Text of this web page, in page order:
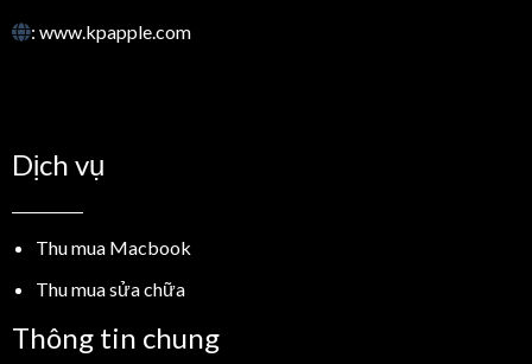
: www.kpapple.com
Dịch vụ
Thu mua Macbook
Thu mua sửa chữa
Thông tin chung